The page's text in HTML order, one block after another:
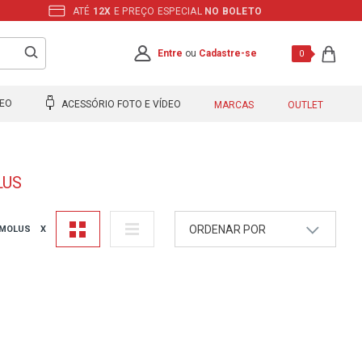
ATÉ 12X E PREÇO ESPECIAL NO BOLETO
Entre ou Cadastre-se 0
ACESSÓRIO FOTO E VÍDEO MARCAS OUTLET
X ORDENAR POR